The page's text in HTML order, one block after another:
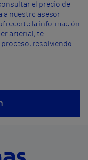
el precio de
a nuestro asesor
la información
arterial, te
resolviendo